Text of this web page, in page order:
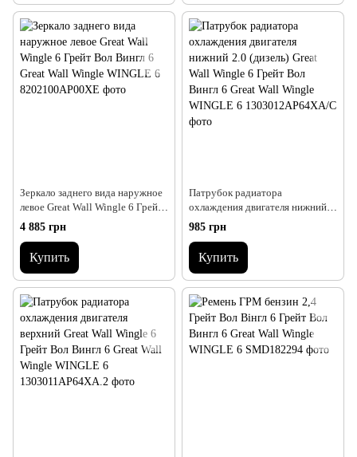
Зеркало заднего вида наружное
левое Great Wall Wingle 6 Грейт
Вол Вингл 6 Great Wall Wingle
WINGLE 6
4 885 грн
Купить
Патрубок радиатора
охлаждения двигателя нижний
2.0 (дизель) Great Wall Wingle 6
Грейт Вол Вингл 6 Great Wall
Wingle WINGLE 6
985 грн
Купить